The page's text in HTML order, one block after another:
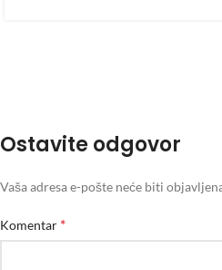
Ostavite odgovor
Vaša adresa e-pošte neće biti
Komentar *